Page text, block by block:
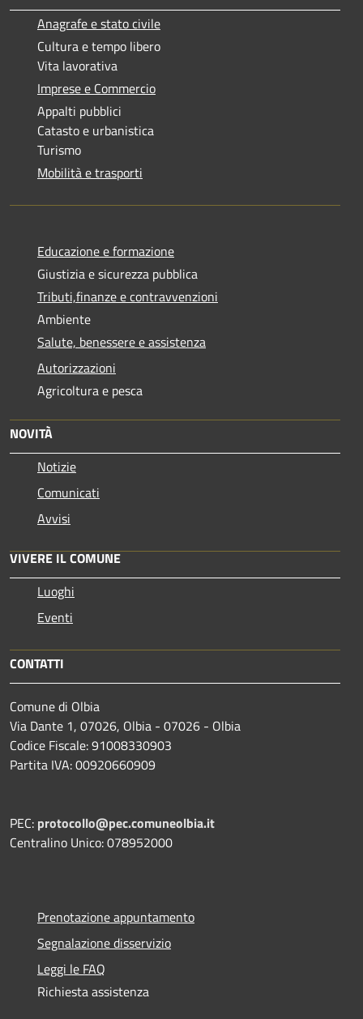
Anagrafe e stato civile
Cultura e tempo libero
Vita lavorativa
Imprese e Commercio
Appalti pubblici
Catasto e urbanistica
Turismo
Mobilità e trasporti
Educazione e formazione
Giustizia e sicurezza pubblica
Tributi,finanze e contravvenzioni
Ambiente
Salute, benessere e assistenza
Autorizzazioni
Agricoltura e pesca
NOVITÀ
Notizie
Comunicati
Avvisi
VIVERE IL COMUNE
Luoghi
Eventi
CONTATTI
Comune di Olbia
Via Dante 1, 07026, Olbia - 07026 - Olbia
Codice Fiscale: 91008330903
Partita IVA: 00920660909
PEC: protocollo@pec.comuneolbia.it
Centralino Unico: 078952000
Prenotazione appuntamento
Segnalazione disservizio
Leggi le FAQ
Richiesta assistenza